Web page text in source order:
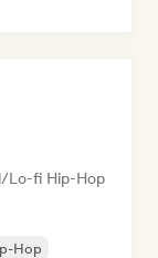
Lo-fi Hip-Hop
Hop